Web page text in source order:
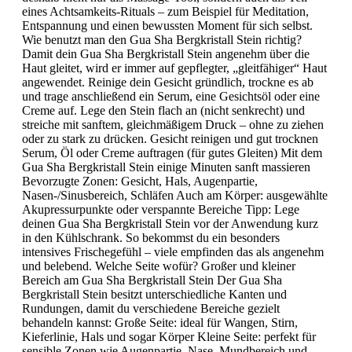
eines Achtsamkeits-Rituals – zum Beispiel für Meditation,
Entspannung und einen bewussten Moment für sich selbst.
Wie benutzt man den Gua Sha Bergkristall Stein richtig?
Damit dein Gua Sha Bergkristall Stein angenehm über die
Haut gleitet, wird er immer auf gepflegter, „gleitfähiger“ Haut
angewendet. Reinige dein Gesicht gründlich, trockne es ab
und trage anschließend ein Serum, eine Gesichtsöl oder eine
Creme auf. Lege den Stein flach an (nicht senkrecht) und
streiche mit sanftem, gleichmäßigem Druck – ohne zu ziehen
oder zu stark zu drücken. Gesicht reinigen und gut trocknen
Serum, Öl oder Creme auftragen (für gutes Gleiten) Mit dem
Gua Sha Bergkristall Stein einige Minuten sanft massieren
Bevorzugte Zonen: Gesicht, Hals, Augenpartie,
Nasen-/Sinusbereich, Schläfen Auch am Körper: ausgewählte
Akupressurpunkte oder verspannte Bereiche Tipp: Lege
deinen Gua Sha Bergkristall Stein vor der Anwendung kurz
in den Kühlschrank. So bekommst du ein besonders
intensives Frischegefühl – viele empfinden das als angenehm
und belebend. Welche Seite wofür? Großer und kleiner
Bereich am Gua Sha Bergkristall Stein Der Gua Sha
Bergkristall Stein besitzt unterschiedliche Kanten und
Rundungen, damit du verschiedene Bereiche gezielt
behandeln kannst: Große Seite: ideal für Wangen, Stirn,
Kieferlinie, Hals und sogar Körper Kleine Seite: perfekt für